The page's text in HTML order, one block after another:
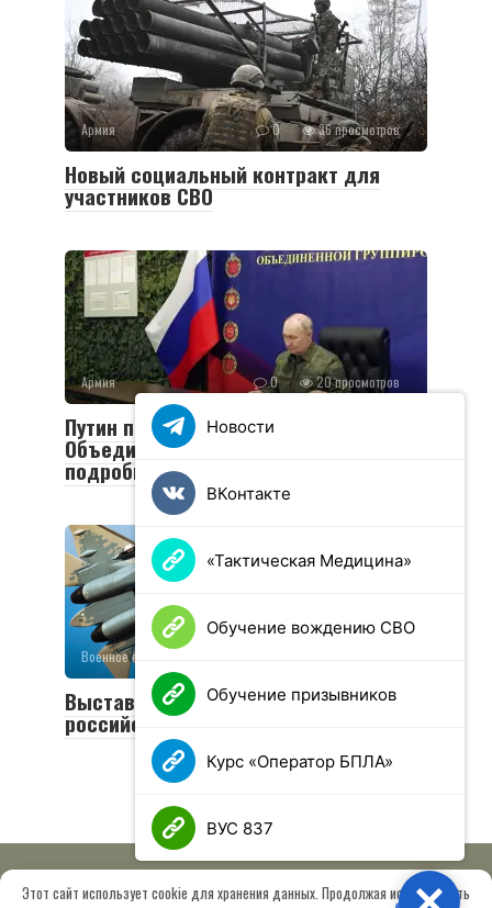
Армия 0 36 просмотров
Новый социальный контракт для
участников СВО
Армия 0 20 просмотров
Путин посетил пункт управления
Объединенной группировки войск:
подробности визита
Военное обозрение
Выставка EDEX 2025: что покажет
российский ВПК
Этот сайт использует cookie для хранения данных. Продолжая использовать
Новости
ВКонтакте
«Тактическая Медицина»
Обучение вождению СВО
Обучение призывников
Курс «Оператор БПЛА»
ВУС 837
Close